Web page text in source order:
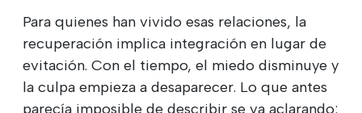
Para quienes han vivido esas relaciones, la
recuperación implica integración en lugar de
evitación. Con el tiempo, el miedo disminuye y
la culpa empieza a desaparecer. Lo que antes
parecía imposible de describir se va aclarando: